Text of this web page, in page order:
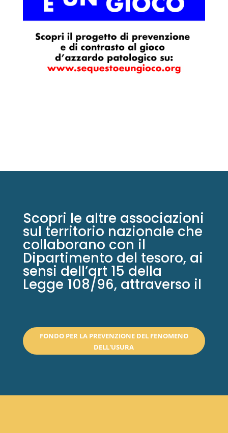
Scopri le altre associazioni
sul territorio nazionale che
collaborano con il
Dipartimento del tesoro, ai
sensi dell’art 15 della
Legge 108/96, attraverso il
FONDO PER LA PREVENZIONE DEL FENOMENO
DELL'USURA